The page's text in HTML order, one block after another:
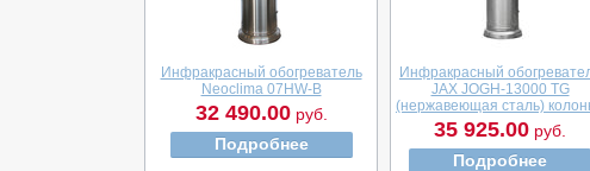
Инфракрасный обогреватель
Neoclima 07HW-B
32 490.00руб.
Подробнее
Инфракрасный
JAX JOGH-13000 TG
(нержавеющая сталь)
35 925.00 руб.
Подробнее